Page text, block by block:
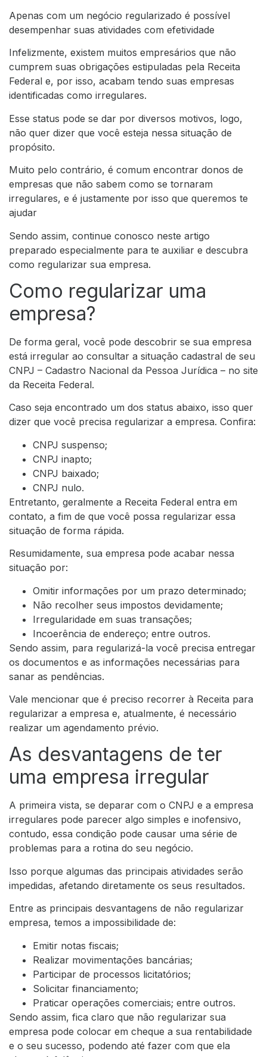
Apenas com um negócio regularizado é possível
desempenhar suas atividades com efetividade
Infelizmente, existem muitos empresários que não
cumprem suas obrigações estipuladas pela Receita
Federal e, por isso, acabam tendo suas empresas
identificadas como irregulares.
Esse status pode se dar por diversos motivos, logo,
não quer dizer que você esteja nessa situação de
propósito.
Muito pelo contrário, é comum encontrar donos de
empresas que não sabem como se tornaram
irregulares, e é justamente por isso que queremos te
ajudar
Sendo assim, continue conosco neste artigo
preparado especialmente para te auxiliar e descubra
como regularizar sua empresa.
Como regularizar uma
empresa?
De forma geral, você pode descobrir se sua empresa
está irregular ao consultar a situação cadastral de seu
CNPJ – Cadastro Nacional da Pessoa Jurídica – no site
da Receita Federal.
Caso seja encontrado um dos status abaixo, isso quer
dizer que você precisa regularizar a empresa. Confira:
CNPJ suspenso;
CNPJ inapto;
CNPJ baixado;
CNPJ nulo.
Entretanto, geralmente a Receita Federal entra em
contato, a fim de que você possa regularizar essa
situação de forma rápida.
Resumidamente, sua empresa pode acabar nessa
situação por:
Omitir informações por um prazo determinado;
Não recolher seus impostos devidamente;
Irregularidade em suas transações;
Incoerência de endereço; entre outros.
Sendo assim, para regularizá-la você precisa entregar
os documentos e as informações necessárias para
sanar as pendências.
Vale mencionar que é preciso recorrer à Receita para
regularizar a empresa e, atualmente, é necessário
realizar um agendamento prévio.
As desvantagens de ter
uma empresa irregular
A primeira vista, se deparar com o CNPJ e a empresa
irregulares pode parecer algo simples e inofensivo,
contudo, essa condição pode causar uma série de
problemas para a rotina do seu negócio.
Isso porque algumas das principais atividades serão
impedidas, afetando diretamente os seus resultados.
Entre as principais desvantagens de não regularizar
empresa, temos a impossibilidade de:
Emitir notas fiscais;
Realizar movimentações bancárias;
Participar de processos licitatórios;
Solicitar financiamento;
Praticar operações comerciais; entre outros.
Sendo assim, fica claro que não regularizar sua
empresa pode colocar em cheque a sua rentabilidade
e o seu sucesso, podendo até fazer com que ela